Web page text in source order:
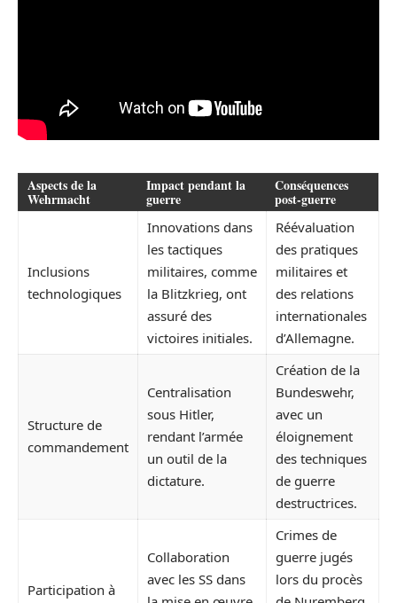
Aspects de la
Wehrmacht
Impact pendant la
guerre
Conséquences
post-guerre
Inclusions
technologiques
Innovations dans
les tactiques
militaires, comme
la Blitzkrieg, ont
assuré des
victoires initiales.
Réévaluation
des pratiques
militaires et
des relations
internationales
d’Allemagne.
Structure de
commandement
Centralisation
sous Hitler,
rendant l’armée
un outil de la
dictature.
Création de la
Bundeswehr,
avec un
éloignement
des techniques
de guerre
destructrices.
Participation à
Collaboration
avec les SS dans
Crimes de
guerre jugés
lors du procès